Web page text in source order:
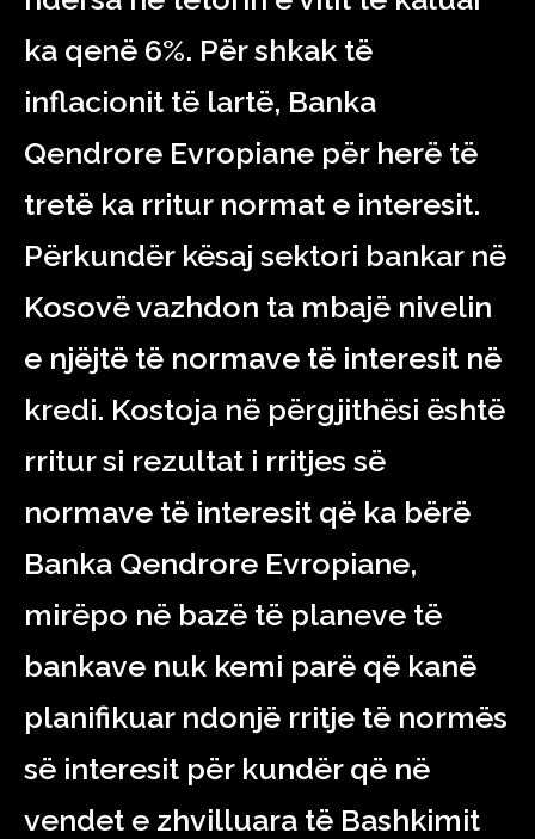
ka qenë 6%. Për shkak të
inflacionit të lartë, Banka
Qendrore Evropiane për herë të
tretë ka rritur normat e interesit.
Përkundër kësaj sektori bankar në
Kosovë vazhdon ta mbajë nivelin
e njëjtë të normave të interesit në
kredi. Kostoja në përgjithësi është
rritur si rezultat i rritjes së
normave të interesit që ka bërë
Banka Qendrore Evropiane,
mirëpo në bazë të planeve të
bankave nuk kemi parë që kanë
planifikuar ndonjë rritje të normës
së interesit për kundër që në
vendet e zhvilluara të Bashkimit